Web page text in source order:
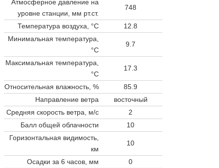
Атмосферное давление на
уровне станции, мм рт.ст.
748
Температура воздуха, °C
12.8
Минимальная температура,
°C
9.7
Максимальная температура,
°C
17.3
Относительная влажность, %
85.9
Направление ветра
восточный
Средняя скорость ветра, м/с
2
Балл общей облачности
10
Горизонтальная видимость,
км
10
Осадки за 6 часов, мм 0